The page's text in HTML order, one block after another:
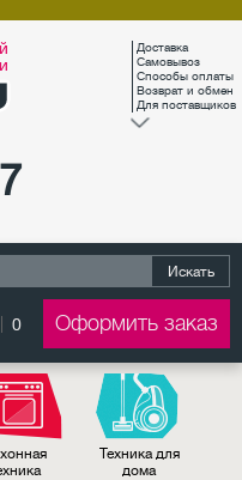
Доставка
Самовывоз
Способы оплаты
Возврат и обмен
Для поставщиков
Искать
0 Оформить заказ
Техника для
дома